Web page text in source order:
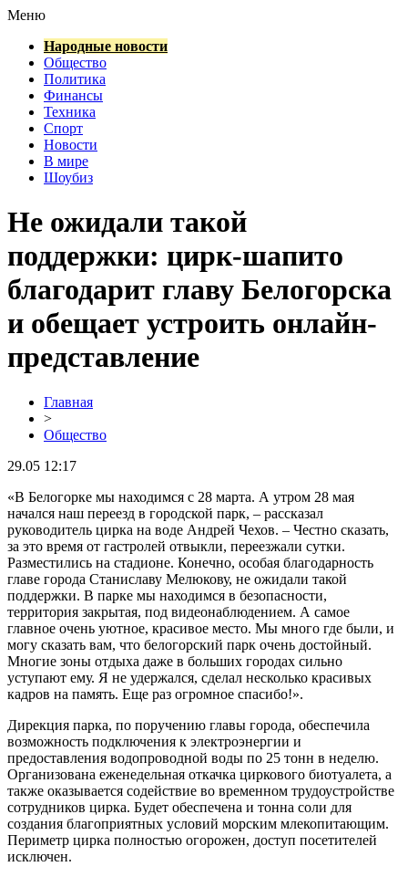
Меню
Народные новости
Общество
Политика
Финансы
Техника
Спорт
Новости
В мире
Шоубиз
Не ожидали такой
поддержки: цирк-шапито
благодарит главу Белогорска
и обещает устроить онлайн-
представление
Главная
>
Общество
29.05 12:17
«В Белогорке мы находимся с 28 марта. А утром 28 мая
начался наш переезд в городской парк, – рассказал
руководитель цирка на воде Андрей Чехов. – Честно сказать,
за это время от гастролей отвыкли, переезжали сутки.
Разместились на стадионе. Конечно, особая благодарность
главе города Станиславу Мелюкову, не ожидали такой
поддержки. В парке мы находимся в безопасности,
территория закрытая, под видеонаблюдением. А самое
главное очень уютное, красивое место. Мы много где были, и
могу сказать вам, что белогорский парк очень достойный.
Многие зоны отдыха даже в больших городах сильно
уступают ему. Я не удержался, сделал несколько красивых
кадров на память. Еще раз огромное спасибо!».
Дирекция парка, по поручению главы города, обеспечила
возможность подключения к электроэнергии и
предоставления водопроводной воды по 25 тонн в неделю.
Организована еженедельная откачка циркового биотуалета, а
также оказывается содействие во временном трудоустройстве
сотрудников цирка. Будет обеспечена и тонна соли для
создания благоприятных условий морским млекопитающим.
Периметр цирка полностью огорожен, доступ посетителей
исключен.